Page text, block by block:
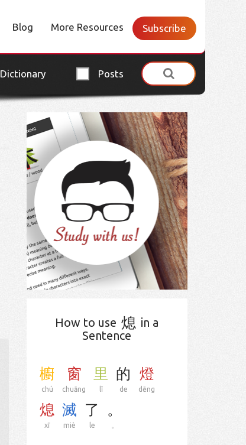
Blog More Resources Subscribe
Dictionary Posts
How to use 熄 in a
Sentence
櫥
chú
窗
chuāng
里
lǐ
的
de
燈
dēng
熄
xī
滅
miè
了
le
。